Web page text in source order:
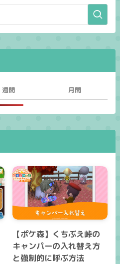
週間 月間
【ポケ森】くちぶえ峠の
キャンパーの入れ替え方
と強制的に呼ぶ方法